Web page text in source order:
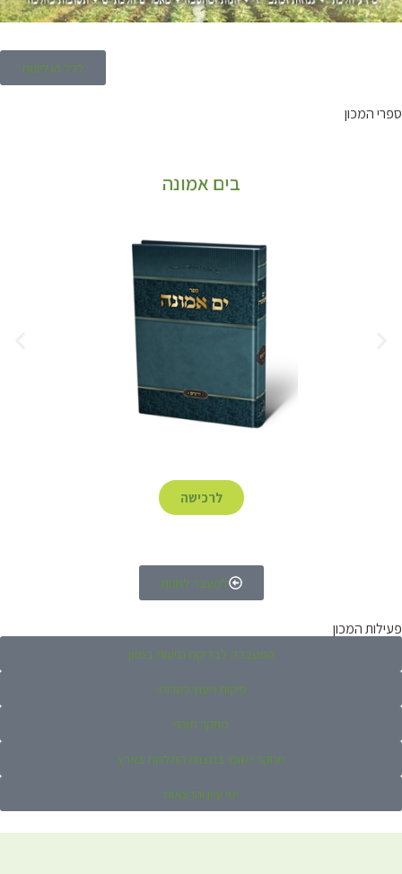
לכל הגליונות
ספרי המכון
בים אמונה
לרכישה
למעבר לחנות
פעילות המכון
המעבדה לבדיקת נגיעות במזון
פיקוח וייעוץ כשרותי
מחקר תורני
מחקר יישומי במצוות התלויות בארץ
ימי עיון והרצאות